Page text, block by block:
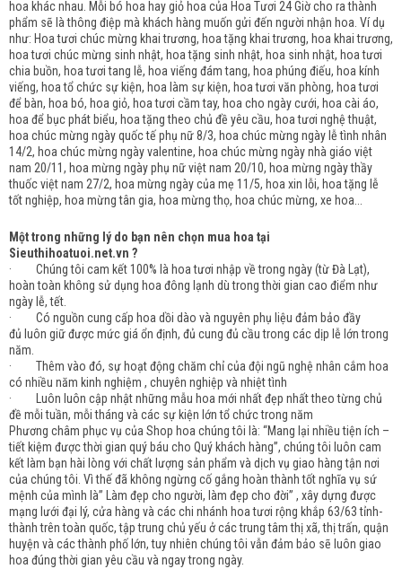
hoa khác nhau. Mỗi bó hoa hay giỏ hoa của Hoa Tươi 24 Giờ cho ra thành
phẩm sẽ là thông điệp mà khách hàng muốn gửi đến người nhận hoa. Ví dụ
như: Hoa tươi chúc mừng khai trương, hoa tặng khai trương, hoa khai trương,
hoa tươi chúc mừng sinh nhật, hoa tặng sinh nhật, hoa sinh nhật, hoa tươi
chia buồn, hoa tươi tang lễ, hoa viếng đám tang, hoa phúng điếu, hoa kính
viếng, hoa tổ chức sự kiện, hoa làm sự kiện, hoa tươi văn phòng, hoa tươi
để bàn, hoa bó, hoa giỏ, hoa tươi cầm tay, hoa cho ngày cưới, hoa cài áo,
hoa để bục phát biểu, hoa tặng theo chủ đề yêu cầu, hoa tươi nghệ thuật,
hoa chúc mừng ngày quốc tế phụ nữ 8/3, hoa chúc mừng ngày lễ tình nhân
14/2, hoa chúc mừng ngày valentine, hoa chúc mừng ngày nhà giáo việt
nam 20/11, hoa mừng ngày phụ nữ việt nam 20/10, hoa mừng ngày thầy
thuốc việt nam 27/2, hoa mừng ngày của mẹ 11/5, hoa xin lỗi, hoa tặng lễ
tốt nghiệp, hoa mừng tân gia, hoa mừng thọ, hoa chúc mừng, xe hoa...
Một trong những lý do bạn nên chọn mua hoa tại
Sieuthihoatuoi.net.vn ?
· Chúng tôi cam kết 100% là hoa tươi nhập về trong ngày (từ Đà Lạt),
hoàn toàn không sử dụng hoa đông lạnh dù trong thời gian cao điểm như
ngày lễ, tết.
· Có nguồn cung cấp hoa dồi dào và nguyên phụ liệu đảm bảo đầy
đủ luôn giữ được mức giá ổn định, đủ cung đủ cầu trong các dịp lễ lớn trong
năm.
· Thêm vào đó, sự hoạt động chăm chỉ của đội ngũ nghệ nhân cắm hoa
có nhiều năm kinh nghiệm , chuyên nghiệp và nhiệt tình
· Luôn luôn cập nhật những mẫu hoa mới nhất đẹp nhất theo từng chủ
đề mỗi tuần, mỗi tháng và các sự kiện lớn tổ chức trong năm
Phương châm phục vụ của Shop hoa chúng tôi là: “Mang lại nhiều tiện ích –
tiết kiệm được thời gian quý báu cho Quý khách hàng”, chúng tôi luôn cam
kết làm bạn hài lòng với chất lượng sản phẩm và dịch vụ giao hàng tận nơi
của chúng tôi. Vì thế đã không ngừng cố gắng hoàn thành tốt nghĩa vụ sứ
mệnh của mình là” Làm đẹp cho người, làm đẹp cho đời” , xây dựng được
mạng lưới đại lý, cửa hàng và các chi nhánh hoa tươi rộng khắp 63/63 tỉnh-
thành trên toàn quốc, tập trung chủ yếu ở các trung tâm thị xã, thị trấn, quận
huyện và các thành phố lớn, tuy nhiên chúng tôi vẫn đảm bảo sẽ luôn giao
hoa đúng thời gian yêu cầu và ngay trong ngày.